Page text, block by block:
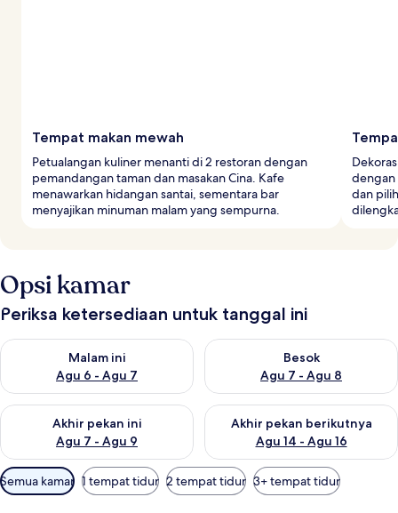
Tempat makan mewah
Petualangan kuliner menanti di 2 restoran dengan
pemandangan taman dan masakan Cina. Kafe
menawarkan hidangan santai, sementara bar
menyajikan minuman malam yang sempurna.
dengan
dan
Opsi kamar
Periksa ketersediaan untuk tanggal ini
Malam ini
Agu 6 - Agu 7
Periksa ketersediaan untuk malam ini Agu 6 - Agu 7
Besok
Agu 7 - Agu 8
Periksa ketersediaan untuk
Akhir pekan ini
Agu 7 - Agu 9
Periksa ketersediaan untuk akhir pekan ini Agu 7 - Agu 9
Akhir pekan berikutnya
Agu 14 - Agu 16
Periksa ketersediaan untuk
Filter
tersedia
Semua kamar 1 tempat tidur 2 tempat tidur 3+ tempat tidur